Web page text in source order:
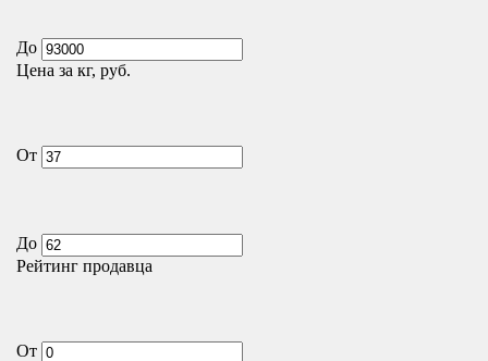
До
Цена за кг, руб.
От
До
Рейтинг продавца
От